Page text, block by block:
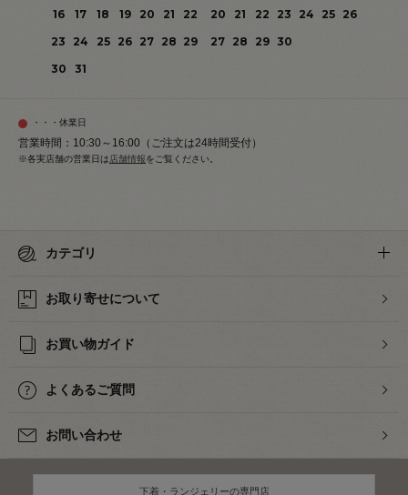
16
17 18 19 20 21
22
23
24 25 26 27 28 29
30
31
20
21 22 23 24 25
26
27 28 29 30
・・・休業日
営業時間：10:30～16:00（ご注文は24時間受付）
※各実店舗の営業日は店舗情報をご覧ください。
カテゴリ
お取り寄せについて
お買い物ガイド
よくあるご質問
お問い合わせ
下着・ランジェリーの専門店